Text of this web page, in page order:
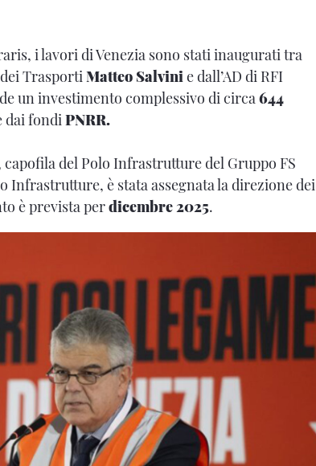
i lavori di Venezia sono stati inaugurati tra
TrasportiMatteo Salvinie dall’AD di RFI
un investimento complessivo di circa644
dai fondiPNRR.
del Polo Infrastrutture del Gruppo FS
Infrastrutture, è stata assegnata la direzione dei
è prevista perdicembre 2025.